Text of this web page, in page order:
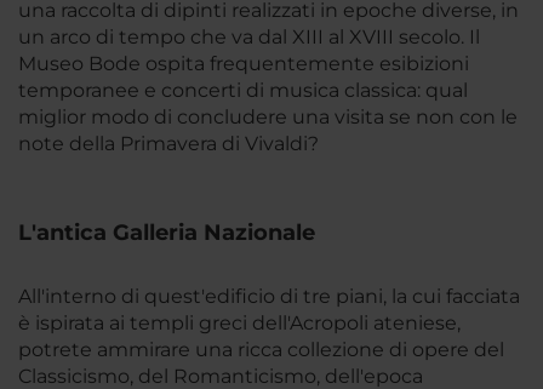
una raccolta di dipinti realizzati in epoche diverse, in
un arco di tempo che va dal XIII al XVIII secolo. Il
Museo Bode ospita frequentemente esibizioni
temporanee e concerti di musica classica: qual
miglior modo di concludere una visita se non con le
note della Primavera di Vivaldi?
L'antica Galleria Nazionale
All'interno di quest'edificio di tre piani, la cui facciata
è ispirata ai templi greci dell'Acropoli ateniese,
potrete ammirare una ricca collezione di opere del
Classicismo, del Romanticismo, dell'epoca